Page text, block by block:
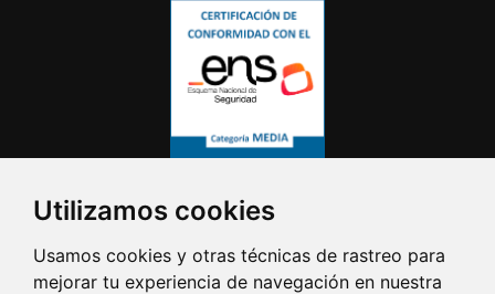
Utilizamos cookies
Usamos cookies y otras técnicas de rastreo para
mejorar tu experiencia de navegación en nuestra